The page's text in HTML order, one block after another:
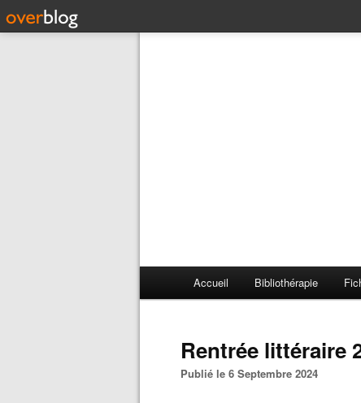
Accueil Bibliothérapie
Rentrée littéraire
Publié le 6 Septembre 2024